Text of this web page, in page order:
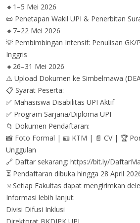
🔸1–5 Mei 2026
📜 Penetapan Wakil UPI & Penerbitan
🔸7–22 Mei 2026
💡 Pembimbingan Intensif: Penulisan GK/
Inggris
🔸26–31 Mei 2026
⚠️ Upload Dokumen ke Simbelmawa
📋 Syarat Peserta:
✅ Mahasiswa Disabilitas UPI Aktif
✅ Program Sarjana/Diploma UPI
📁 Dokumen Pendaftaran:
📸 Foto Formal | 🪪 KTM | 📄 CV | 🏆
Unggulan
🔗 Daftar sekarang: https://bit.ly/
⏳ Pendaftaran dibuka hingga 28 April
🔅Setiap Fakultas dapat mengirimkan
Informasi lebih lanjut:
Divisi Difusi Inklusi